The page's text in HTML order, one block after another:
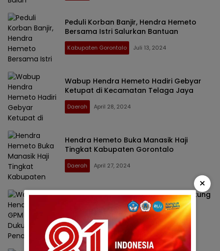
Peduli Korban Banjir, Hendra Hemeto
Bersama Istri Salurkan Bantuan
Kabupaten Gorontalo Juli 13, 2024
Wabup Hendra Hemeto Hadiri Gebyar
Ketupat di Kecamatan Telaga Jaya
Daerah April 28, 2024
Hendra Hemeto Buka Manasik Haji
Tingkat Kabupaten Gorontalo
Daerah April 27, 2024
Wabup Hendra Sebut GPM untuk Dukung
Pengendalian Inflasi dan Stabilisasi
Harga Pangan
Daerah April 1, 2024
×